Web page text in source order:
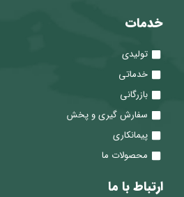
خدمات
تولیدی
خدماتی
بازرگانی
سفارش گیری و پخش
پیمانکاری
محصولات ما
ارتباط با ما